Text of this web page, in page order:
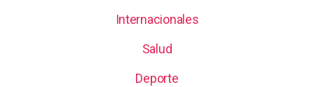
Internacionales
Salud
Deporte